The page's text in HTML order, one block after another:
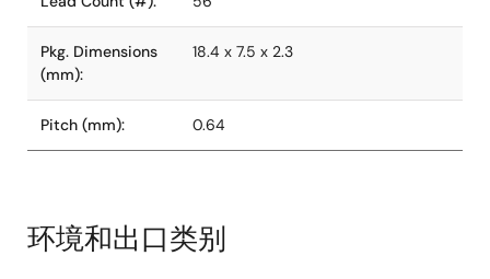
Pkg. Dimensions
(mm):
18.4 x 7.5 x 2.3
Pitch (mm): 0.64
环境和出口类别